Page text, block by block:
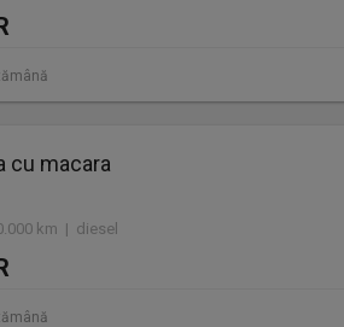
cu macara
km | diesel